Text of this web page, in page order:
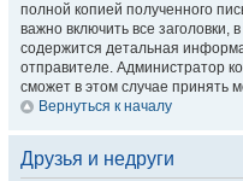
полной копией полученного
важно включить все заголовки,
содержится детальная
отправителе. Администратор
сможет в этом случае принять
Вернуться к началу
Друзья и недруги